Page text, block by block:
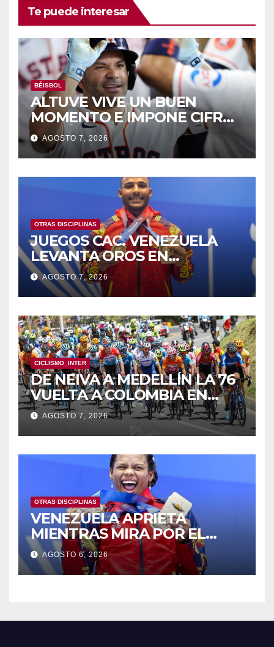
Te puede interesar
BÉISBOL
ALTUVE VIVE UN BUEN
MOMENTO E IMPONE CIFRAS
HISTÓRICAS
AGOSTO 7, 2026
OTRAS DISCIPLINAS
JUEGOS CAC. VENEZUELA
LEVANTA OROS EN
HALTEROFILIA Y TIRO
AGOSTO 7, 2026
CICLISMO_INTER
DE NEIVA A MEDELLÍN LA 76
VUELTA A COLOMBIA EN
BICICLETA
AGOSTO 7, 2026
OTRAS DISCIPLINAS
VENEZUELA APRIETA
MIENTRAS MIRA POR EL
RETROVISOR
AGOSTO 6, 2026